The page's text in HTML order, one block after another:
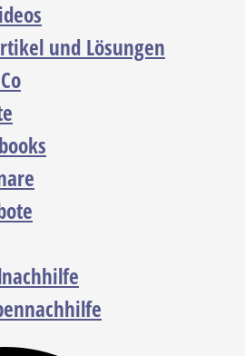
und Lösungen